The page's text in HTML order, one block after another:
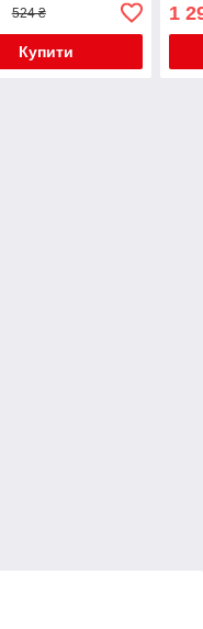
524 ₴
Купити
1